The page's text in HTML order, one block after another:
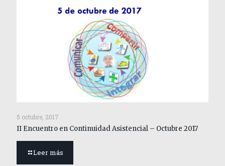
5 octubre, 2017
II Encuentro en Continuidad Asistencial – Octubre 2017
Leer más